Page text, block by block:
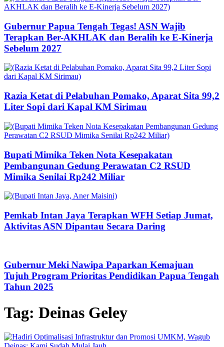
Gubernur Papua Tengah Tegas! ASN Wajib
Terapkan Ber-AKHLAK dan Beralih ke E-Kinerja
Sebelum 2027
Razia Ketat di Pelabuhan Pomako, Aparat Sita 99,2
Liter Sopi dari Kapal KM Sirimau
Bupati Mimika Teken Nota Kesepakatan
Pembangunan Gedung Perawatan C2 RSUD
Mimika Senilai Rp242 Miliar
Pemkab Intan Jaya Terapkan WFH Setiap Jumat,
Aktivitas ASN Dipantau Secara Daring
Gubernur Meki Nawipa Paparkan Kemajuan
Tujuh Program Prioritas Pendidikan Papua Tengah
Tahun 2025
Tag: Deinas Geley